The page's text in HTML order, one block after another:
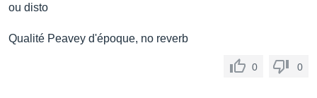
ou disto
Qualité Peavey d'époque, no reverb
0 0